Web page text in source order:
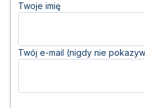
Twoje imię
Twój e-mail (nigdy nie